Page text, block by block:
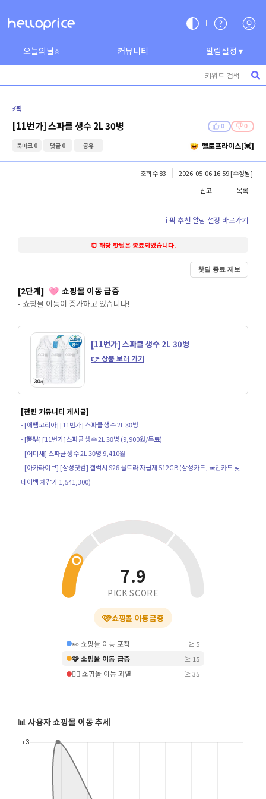
오늘의딜⭐ 커뮤니티 알림설정 ▾
⚡️픽
[11번가] 스파클 생수 2L 30병 0 0
북마크 0 댓글 0 공유 헬로프라이스[💓]
조회수 83 2026-05-06 16:59[수정됨]
신고
목록
ℹ️ 픽 추천 알림 설정 바로가기
⏰ 해당 핫딜은 종료되었습니다.
핫딜 종료 제보
[2단계] 🩷 쇼핑몰 이동 급증
- 쇼핑몰 이동이 증가하고 있습니다!
[11번가] 스파클 생수 2L 30병
👉 상품 보러 가기
[관련 커뮤니티 게시글]
- [에펨코리아] [11번가] 스파클 생수 2L 30병
- [뽐뿌] [11번가]스파클 생수 2L 30병 (9,900원/무료)
- [어미새] 스파클 생수 2L 30병 9,410원
- [아카라이브] [삼성닷컴] 갤럭시 S26 울트라 자급제 512GB (삼성카드, 국민카드 및
페이백 체감가 1,541,300)
7.9
PICK SCORE
🩷쇼핑몰 이동 급증
👀 쇼핑몰 이동 포착 ≥ 5
🩷 쇼핑몰 이동 급증 ≥ 15
❤️‍🔥 쇼핑몰 이동 과열 ≥ 35
📊 사용자 쇼핑몰 이동 추세